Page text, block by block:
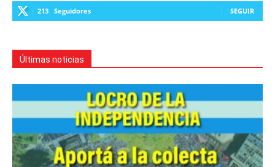
213 Seguidores SEGUIR
Últimas noticias